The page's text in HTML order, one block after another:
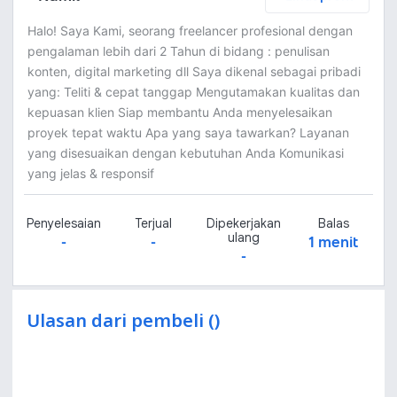
Halo! Saya Kami, seorang freelancer profesional dengan
pengalaman lebih dari 2 Tahun di bidang : penulisan
konten, digital marketing dll Saya dikenal sebagai pribadi
yang: Teliti & cepat tanggap Mengutamakan kualitas dan
kepuasan klien Siap membantu Anda menyelesaikan
proyek tepat waktu Apa yang saya tawarkan? Layanan
yang disesuaikan dengan kebutuhan Anda Komunikasi
yang jelas & responsif
Penyelesaian
-
Terjual
-
Dipekerjakan
ulang
-
Balas
1 menit
Ulasan dari pembeli ()